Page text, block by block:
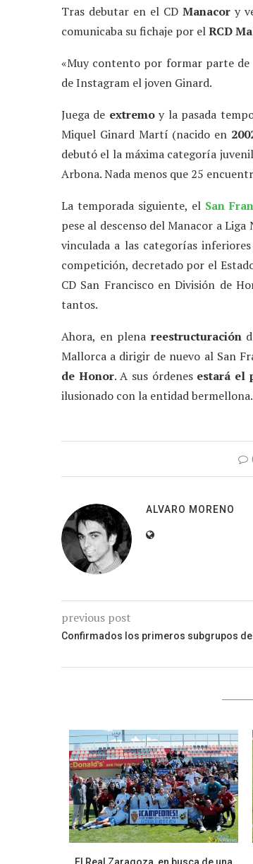
Tras debutar en el CDManacor y
comunicaba su fichaje por elRCD
«Muy contento por formar parte de
de Instagram el joven Ginard.
Juega de extremoy la pasada
Miquel Ginard Martí (nacido en
debutó el la máxima categoría
Arbona. Nada menos que 25
La temporada siguiente, el San
pese al descenso del Manacor a
vinculada a las categorías
competición, decretado por el
CD San Francisco en División de
tantos.
Ahora, en plena reestructuración
Mallorca a dirigir de nuevo al San
de Honor. A sus órdenes estará el
ilusionado con la entidad bermellona.
ALVARO MORENO
previous post
Confirmados los primeros subgrupos de